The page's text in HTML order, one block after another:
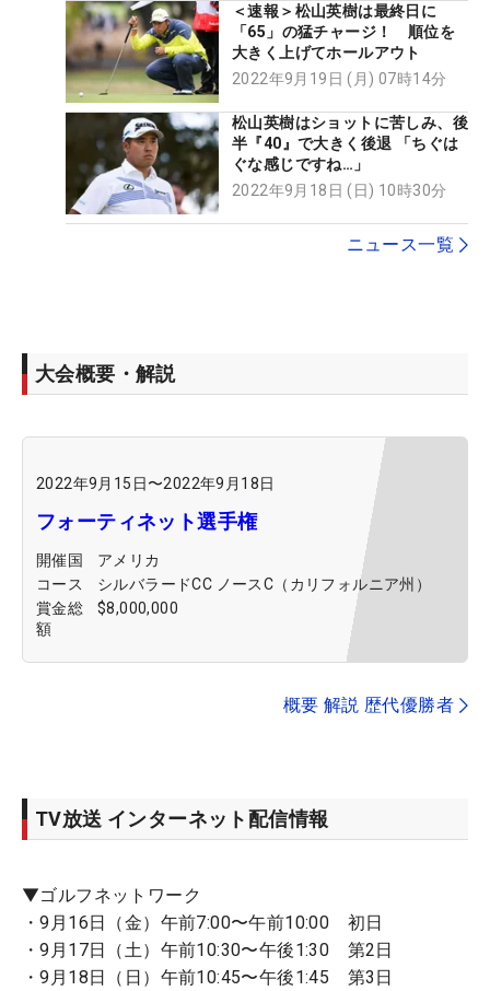
＜速報＞松山英樹は最終日に
「65」の猛チャージ！ 順位を
大きく上げてホールアウト
2022年9月19日 (月) 07時14分
松山英樹はショットに苦しみ、後
半『40』で大きく後退 「ちぐは
ぐな感じですね…」
2022年9月18日 (日) 10時30分
ニュース一覧
大会概要・解説
2022年9月15日〜2022年9月18日
フォーティネット選手権
開催国
アメリカ
コース
シルバラードCC ノースC（カリフォルニア州）
賞金総
額
$8,000,000
概要 解説 歴代優勝者
TV放送 インターネット配信情報
▼ゴルフネットワーク
・9月16日（金）午前7:00〜午前10:00 初日
・9月17日（土）午前10:30〜午後1:30 第2日
・9月18日（日）午前10:45〜午後1:45 第3日